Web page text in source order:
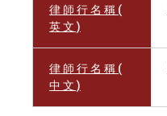
律 師 行 名 稱 (
英 文 )
律 師 行 名 稱 (
中 文 )